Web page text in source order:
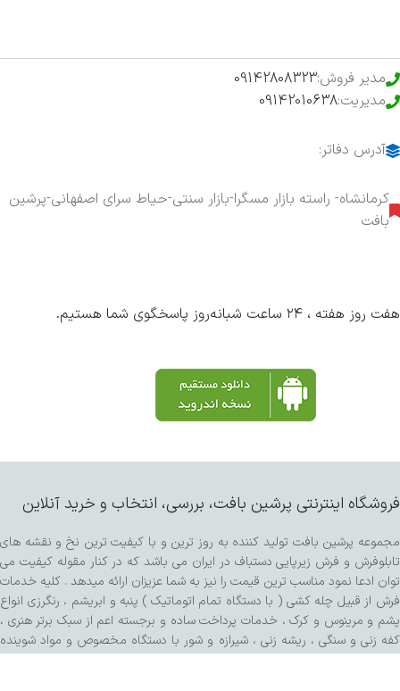
مدیر فروش:09142808323
مدیریت:09142010638
آدرس دفاتر:
کرمانشاه- راسته بازار مسگرا-بازار سنتی-حیاط سرای اصفهانی-پرشین
بافت
هفت روز هفته ، ۲۴ ساعت شبانه‌روز پاسخگوی شما هستیم.
فروشگاه اینترنتی پرشین بافت، بررسی، انتخاب و خرید آنلاین
مجموعه پرشین بافت تولید کننده به روز ترین و با کیفیت ترین نخ و نقشه های
تابلوفرش و فرش زیرپایی دستباف در ایران می باشد که در کنار مقوله کیفیت می
توان ادعا نمود مناسب ترین قیمت را نیز به شما عزیزان ارائه میدهد . کلیه خدمات
فرش از قبیل چله کشی ( با دستگاه تمام اتوماتیک ) پنبه و ابریشم ، رنگرزی انواع
پشم و مرینوس و کرک ، خدمات پرداخت ساده و برجسته اعم از سبک برتر هنری ،
کفه زنی و سنگی ، ریشه زنی ، شیرازه و شور با دستگاه مخصوص و مواد شوینده